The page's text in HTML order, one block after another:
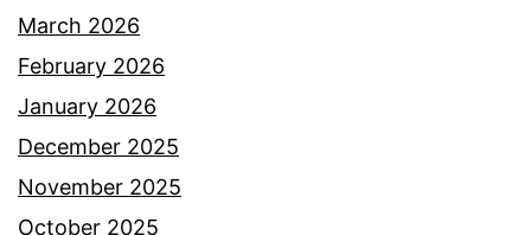
l
i
i
n
i
p
March 2026
February 2026
January 2026
December 2025
November 2025
October 2025